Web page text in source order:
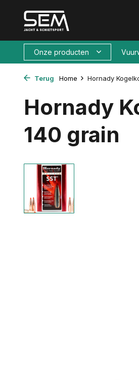
Onze producten
Terug Home Hornady
Hornady
140 grain